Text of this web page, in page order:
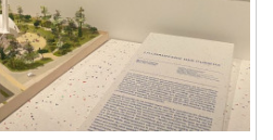
, opens subtitles
, selected